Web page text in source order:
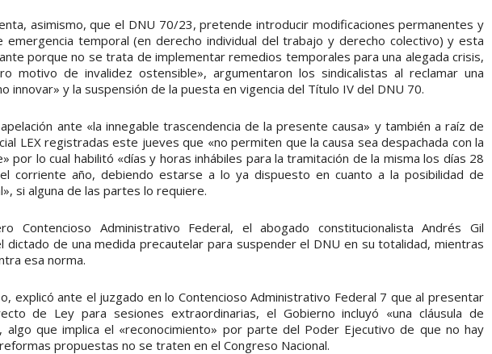
asimismo, que el DNU 70/23, pretende introducir modificaciones permanentes y
emergencia temporal (en derecho individual del trabajo y derecho colectivo) y esta
porque no se trata de implementar remedios temporales para una alegada crisis,
motivo de invalidez ostensible», argumentaron los sindicalistas al reclamar una
innovar» y la suspensión de la puesta en vigencia del Título IV del DNU 70.
ante «la innegable trascendencia de la presente causa» y también a raíz de
LEX registradas este jueves que «no permiten que la causa sea despachada con la
por lo cual habilitó «días y horas inhábiles para la tramitación de la misma los días 28
corriente año, debiendo estarse a lo ya dispuesto en cuanto a la posibilidad de
si alguna de las partes lo requiere.
Contencioso Administrativo Federal, el abogado constitucionalista Andrés Gil
dictado de una medida precautelar para suspender el DNU en su totalidad, mientras
esa norma.
explicó ante el juzgado en lo Contencioso Administrativo Federal 7 que al presentar
de Ley para sesiones extraordinarias, el Gobierno incluyó «una cláusula de
algo que implica el «reconocimiento» por parte del Poder Ejecutivo de que no hay
propuestas no se traten en el Congreso Nacional.